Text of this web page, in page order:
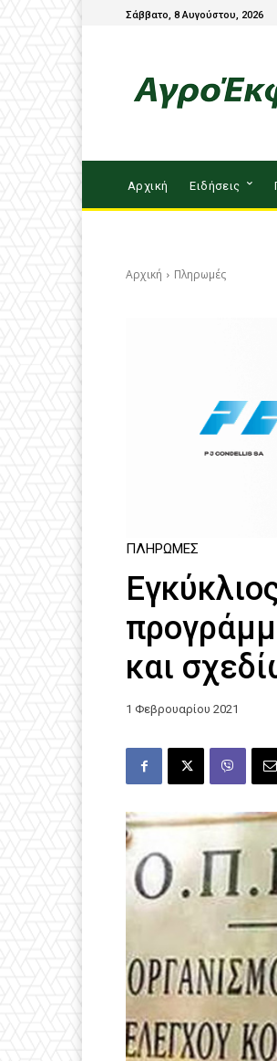
Σάββατο, 8 Αυγούστου, 2026
Αρχική Ειδήσεις
Αρχική Πληρωμές
ΠΛΗΡΩΜΈΣ
και
1 Φεβρουαρίου 2021